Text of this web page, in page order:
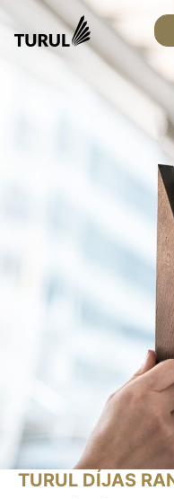
TURUL DÍJAS